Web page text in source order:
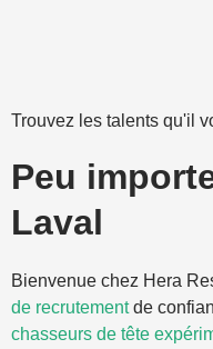
Trouvez les talents qu'il
Peu
Laval
Bienvenue chez Hera
de recrutementde
chasseurs de tête